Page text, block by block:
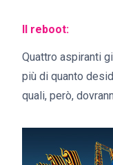
Il reboot:
Quattro aspiranti
più di quanto
quali, però,